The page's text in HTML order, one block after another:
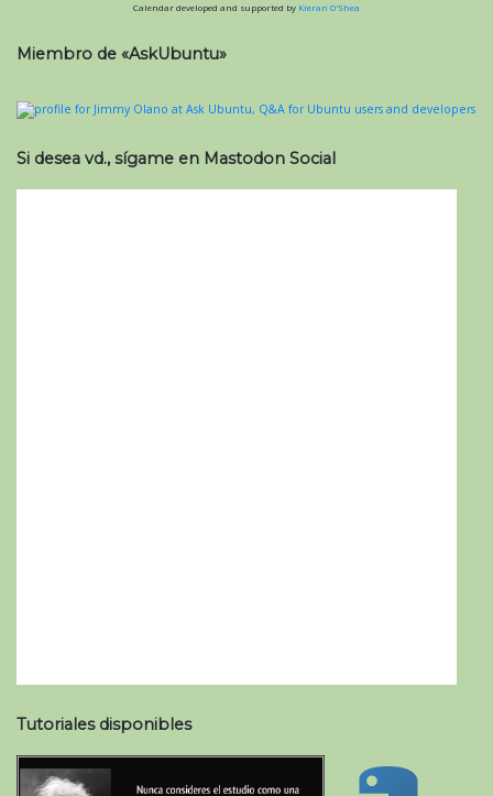
Calendar developed and supported by Kieran O'Shea
Miembro de «AskUbuntu»
Si desea vd., sígame en Mastodon Social
Tutoriales disponibles